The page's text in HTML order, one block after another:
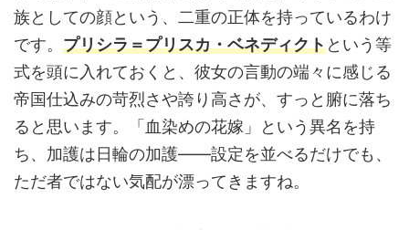
族としての顔という、二重の正体を持っているわけ
です。 プリシラ＝プリスカ・ベネディクトという等
式を頭に入れておくと、彼女の言動の端々に感じる
帝国仕込みの苛烈さや誇り高さが、すっと腑に落ち
ると思います。「血染めの花嫁」という異名を持
ち、加護は日輪の加護——設定を並べるだけでも、
ただ者ではない気配が漂ってきますね。